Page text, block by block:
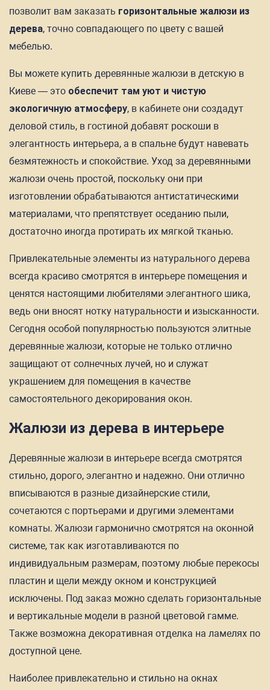
позволит вам заказать горизонтальные жалюзи из
дерева, точно совпадающего по цвету с вашей
мебелью.
Вы можете купить деревянные жалюзи в детскую в
Киеве — это обеспечит там уют и чистую
экологичную атмосферу, в кабинете они создадут
деловой стиль, в гостиной добавят роскоши в
элегантность интерьера, а в спальне будут навевать
безмятежность и спокойствие. Уход за деревянными
жалюзи очень простой, поскольку они при
изготовлении обрабатываются антистатическими
материалами, что препятствует оседанию пыли,
достаточно иногда протирать их мягкой тканью.
Привлекательные элементы из натурального дерева
всегда красиво смотрятся в интерьере помещения и
ценятся настоящими любителями элегантного шика,
ведь они вносят нотку натуральности и изысканности.
Сегодня особой популярностью пользуются элитные
деревянные жалюзи, которые не только отлично
защищают от солнечных лучей, но и служат
украшением для помещения в качестве
самостоятельного декорирования окон.
Жалюзи из дерева в интерьере
Деревянные жалюзи в интерьере всегда смотрятся
стильно, дорого, элегантно и надежно. Они отлично
вписываются в разные дизайнерские стили,
сочетаются с портьерами и другими элементами
комнаты. Жалюзи гармонично смотрятся на оконной
системе, так как изготавливаются по
индивидуальным размерам, поэтому любые перекосы
пластин и щели между окном и конструкцией
исключены. Под заказ можно сделать горизонтальные
и вертикальные модели в разной цветовой гамме.
Также возможна декоративная отделка на ламелях по
доступной цене.
Наиболее привлекательно и стильно на окнах